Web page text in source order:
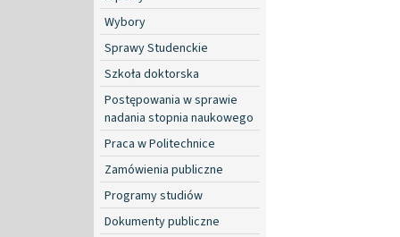
Wybory
Sprawy Studenckie
Szkoła doktorska
Postępowania w sprawie
nadania stopnia naukowego
Praca w Politechnice
Zamówienia publiczne
Programy studiów
Dokumenty publiczne